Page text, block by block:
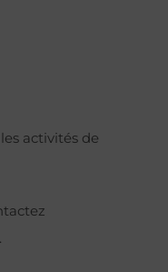
activités de